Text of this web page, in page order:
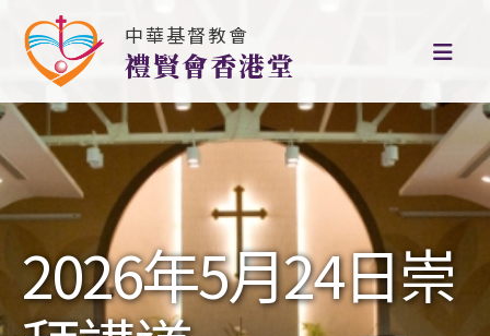
中華基督教會
禮賢會香港堂
2026年5月24日崇